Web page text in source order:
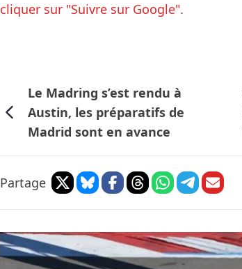
cliquer sur "Suivre sur Google".
Le Madring s’est rendu à
Austin, les préparatifs de
Madrid sont en avance
Partage